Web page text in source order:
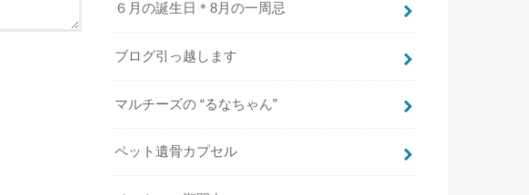
６月の誕生日＊8月の一周忌
ブログ引っ越します
マルチーズの “るなちゃん”
ペット遺骨カプセル